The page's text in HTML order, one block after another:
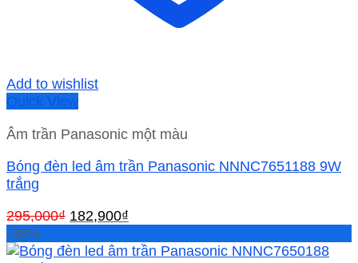
Add to wishlist
Quick View
Âm trần Panasonic một màu
Bóng đèn led âm trần Panasonic NNNC7651188 9W
trắng
295,000₫ Giá
là:
182,900₫
tại
-38%